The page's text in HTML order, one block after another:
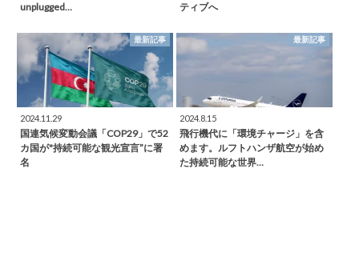
unplugged…
ティブへ
最新記事
2024.11.29
国連気候変動会議「COP29」で52
カ国が"持続可能な観光宣言”に署
名
最新記事
2024.8.15
飛行機代に「環境チャージ」を含
めます。ルフトハンザ航空が始め
た持続可能な世界…